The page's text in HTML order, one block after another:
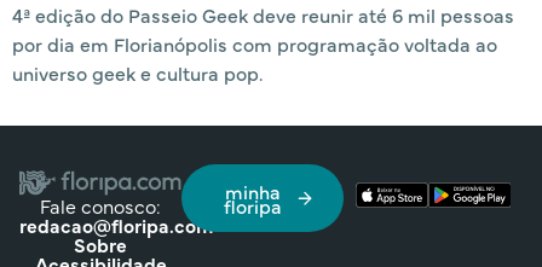
4ª edição do Passeio Geek deve reunir até 6 mil pessoas
por dia em Florianópolis com programação voltada ao
universo geek e cultura pop.
Fale conosco:
redacao@floripa.com
Sobre
minha
floripa